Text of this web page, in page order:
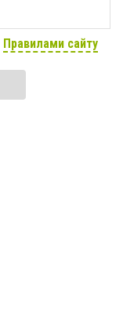
Правилами сайту